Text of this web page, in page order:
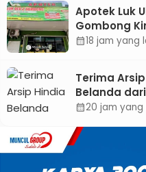
Apotek Luk
Gombong
Dilengkapi
calendar_month18 jam yang
Terima
Belanda dari
Pemkab
Sejarah,
Pertanian
calendar_month20 jam yang